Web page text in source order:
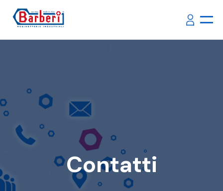
Contatti